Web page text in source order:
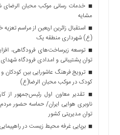
مشایه
استقبال زائرین اربعین از مراسم
(ع) شهرداری منطقه یک
توسعه زیرساخت‌های فرودگاهی،
توان پشتیبانی و امدادی فرودگاه شهدای
ترویج فرهنگ عاشورایی بین کودکان و
کودک در موکب محبان الرضا(ع)
تقدیر معاون اول رئیس‌جمهور از
ناوبری هوایی ایران/ حماسه حضور
توان مدیریتی کشور
برپایی غرفه محیط زیست در